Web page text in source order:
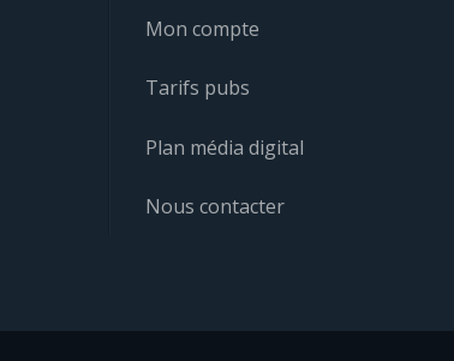
Mon compte
Tarifs pubs
Plan média digital
Nous contacter